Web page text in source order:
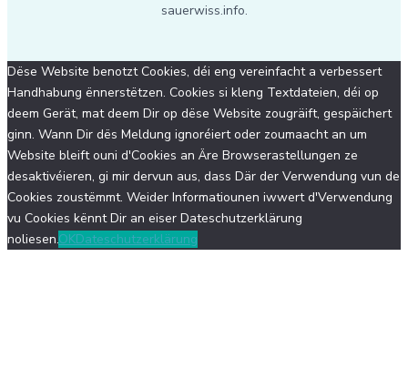
sauerwiss.info.
Dëse Website benotzt Cookies, déi eng vereinfacht a verbessert
Handhabung ënnerstëtzen. Cookies si kleng Textdateien, déi op
deem Gerät, mat deem Dir op dëse Website zougräift, gespäichert
ginn. Wann Dir dës Meldung ignoréiert oder zoumaacht an um
Website bleift ouni d'Cookies an Äre Browserastellungen ze
desaktivéieren, gi mir dervun aus, dass Där der Verwendung vun de
Cookies zoustëmmt. Weider Informatiounen iwwert d'Verwendung
vu Cookies kënnt Dir an eiser Dateschutzerklärung
noliesen.OKDateschutzerklärung